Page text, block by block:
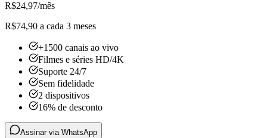
R$24,97/mês
R$74,90 a cada 3 meses
+1500 canais ao vivo
Filmes e séries HD/4K
Suporte 24/7
Sem fidelidade
2 dispositivos
16% de desconto
Assinar via WhatsApp